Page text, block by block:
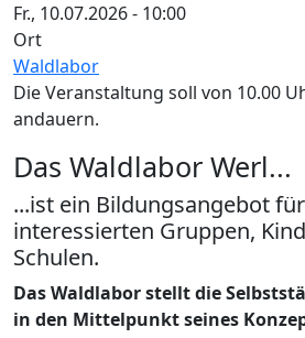
Fr., 10.07.2026 - 10:00
Ort
Waldlabor
Die Veranstaltung soll von 10.00
andauern.
Das Waldlabor Werl...
...ist ein Bildungsangebot
interessierten Gruppen,
Schulen.
Das Waldlabor stellt die
in den Mittelpunkt seines